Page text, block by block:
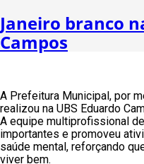
Janeiro branco
Campos
A Prefeitura Municipal, por
realizou na UBS Eduardo
A equipe multiprofissional
importantes e promoveu
saúde mental, reforçando
viver bem.